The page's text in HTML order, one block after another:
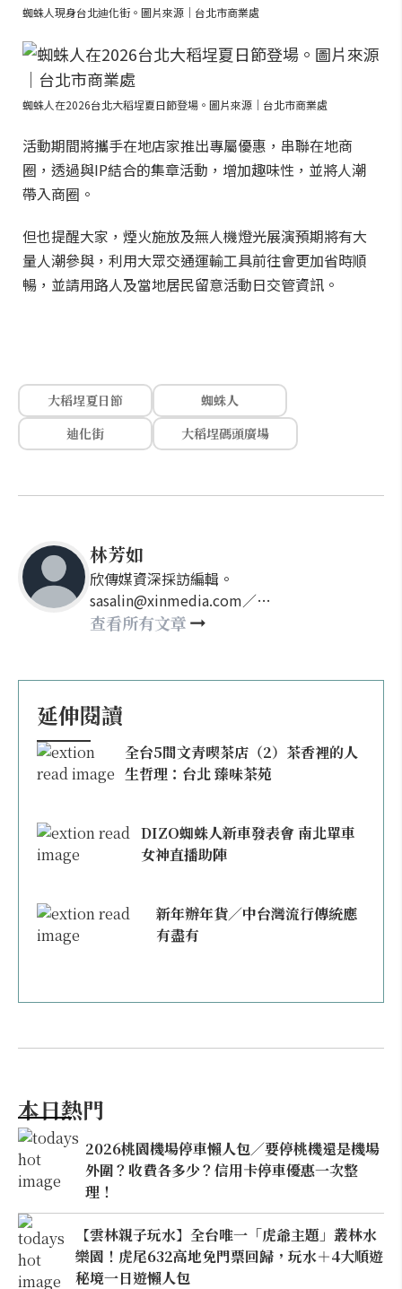
蜘蛛人現身台北迪化街。圖片來源｜台北市商業處
蜘蛛人在2026台北大稻埕夏日節登場。圖片來源｜台北市商業處
活動期間將攜手在地店家推出專屬優惠，串聯在地商
圈，透過與IP結合的集章活動，增加趣味性，並將人潮
帶入商圈。
但也提醒大家，煙火施放及無人機燈光展演預期將有大
量人潮參與，利用大眾交通運輸工具前往會更加省時順
暢，並請用路人及當地居民留意活動日交管資訊。
大稻埕夏日節
蜘蛛人
迪化街
大稻埕碼頭廣場
林芳如
欣傳媒資深採訪編輯。
sasalin@xinmedia.com／
happy21917@gmail.com
查看所有文章
延伸閱讀
全台5間文青喫茶店（2）茶香裡的人
生哲理：台北 臻味茶苑
DIZO蜘蛛人新車發表會 南北單車
女神直播助陣
新年辦年貨／中台灣流行傳統應
有盡有
本日熱門
2026桃園機場停車懶人包／要停桃機還是機場
外圍？收費各多少？信用卡停車優惠一次整
理！
【雲林親子玩水】全台唯一「虎爺主題」叢林水
樂園！虎尾632高地免門票回歸，玩水＋4大順遊
秘境一日遊懶人包